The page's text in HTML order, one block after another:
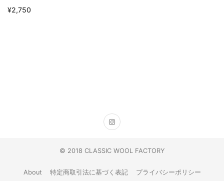
¥2,750
© 2018 CLASSIC WOOL FACTORY
About 特定商取引法に基づく表記 プライバシーポリシー